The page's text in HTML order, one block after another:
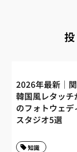
2026年最新｜
韓国風レタッチ
のフォトウェデ
スタジオ5選
知識